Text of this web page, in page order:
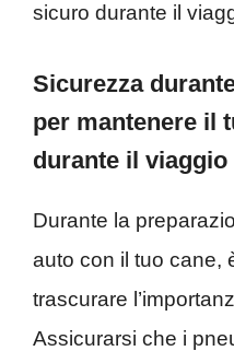
sicuro durante il
Sicurezza
per mantenere il
durante il viaggio
Durante la
auto con il tuo cane,
trascurare
Assicurarsi che i